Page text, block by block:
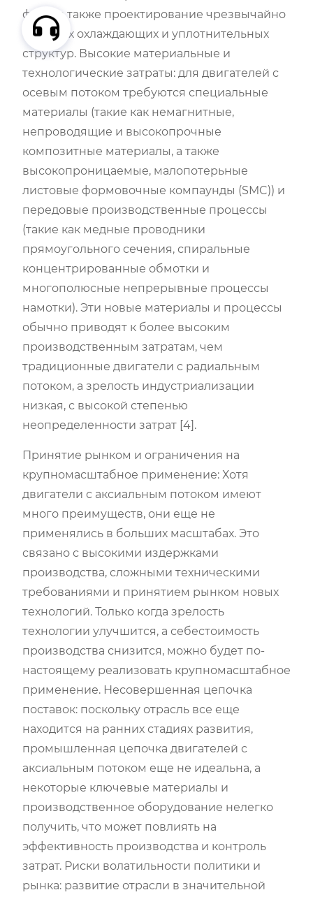
фазы, а также проектирование чрезвычайно
сложных охлаждающих и уплотнительных
структур. Высокие материальные и
технологические затраты: для двигателей с
осевым потоком требуются специальные
материалы (такие как немагнитные,
непроводящие и высокопрочные
композитные материалы, а также
высокопроницаемые, малопотерьные
листовые формовочные компаунды (SMC)) и
передовые производственные процессы
(такие как медные проводники
прямоугольного сечения, спиральные
концентрированные обмотки и
многополюсные непрерывные процессы
намотки). Эти новые материалы и процессы
обычно приводят к более высоким
производственным затратам, чем
традиционные двигатели с радиальным
потоком, а зрелость индустриализации
низкая, с высокой степенью
неопределенности затрат [4].
Принятие рынком и ограничения на
крупномасштабное применение: Хотя
двигатели с аксиальным потоком имеют
много преимуществ, они еще не
применялись в больших масштабах. Это
связано с высокими издержками
производства, сложными техническими
требованиями и принятием рынком новых
технологий. Только когда зрелость
технологии улучшится, а себестоимость
производства снизится, можно будет по-
настоящему реализовать крупномасштабное
применение. Несовершенная цепочка
поставок: поскольку отрасль все еще
находится на ранних стадиях развития,
промышленная цепочка двигателей с
аксиальным потоком еще не идеальна, а
некоторые ключевые материалы и
производственное оборудование нелегко
получить, что может повлиять на
эффективность производства и контроль
затрат. Риски волатильности политики и
рынка: развитие отрасли в значительной